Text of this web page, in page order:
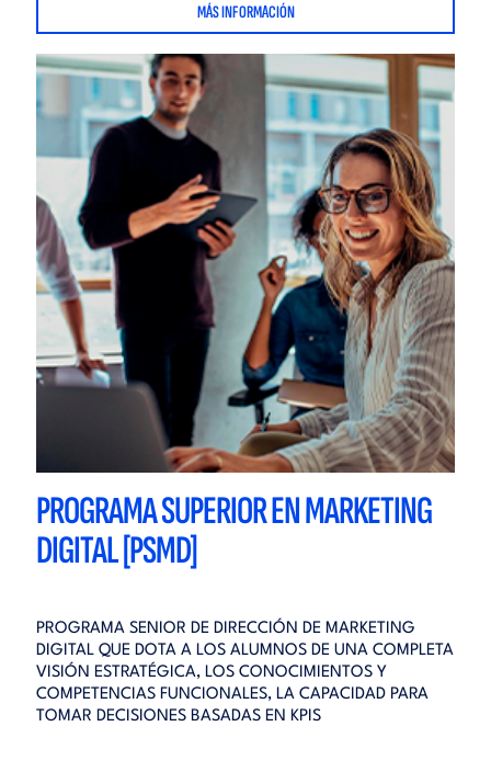
MÁS INFORMACIÓN
PROGRAMA SUPERIOR EN MARKETING
DIGITAL [PSMD]
PROGRAMA SENIOR DE DIRECCIÓN DE MARKETING
DIGITAL QUE DOTA A LOS ALUMNOS DE UNA COMPLETA
VISIÓN ESTRATÉGICA, LOS CONOCIMIENTOS Y
COMPETENCIAS FUNCIONALES, LA CAPACIDAD PARA
TOMAR DECISIONES BASADAS EN KPIS